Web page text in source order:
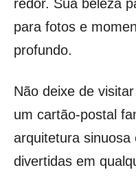
redor. Sua beleza
para fotos e
profundo.
Não deixe de
um cartão-postal
arquitetura
divertidas em